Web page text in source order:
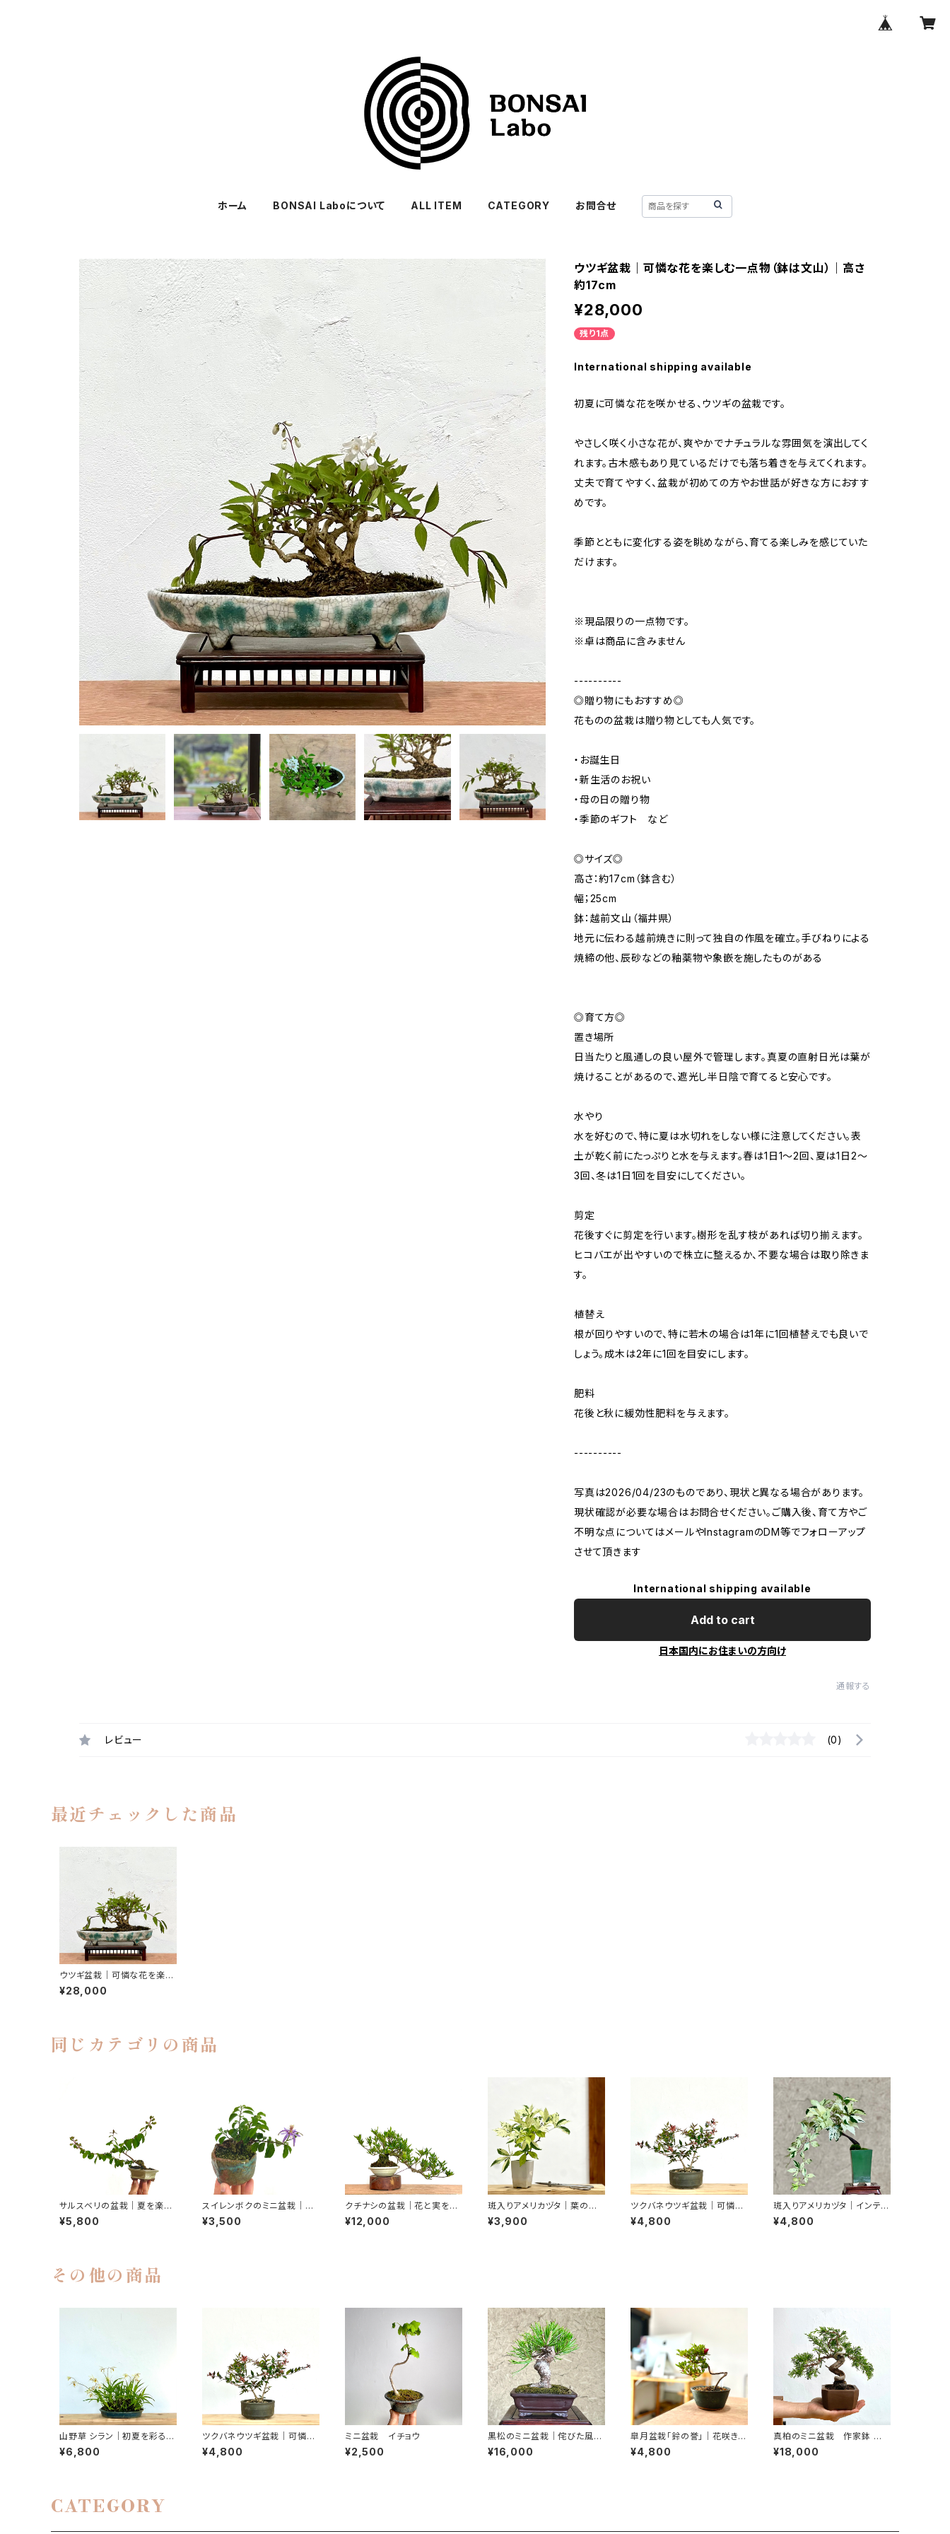
ホーム BONSAI Laboについて ALL ITEM CATEGORY お問合せ
ウツギ盆栽｜可憐な花を楽しむ一点物（鉢は文山）｜高さ
約17cm
¥28,000
残り1点
International shipping available
初夏に可憐な花を咲かせる、ウツギの盆栽です。
やさしく咲く小さな花が、爽やかでナチュラルな雰囲気を演出してく
れます。古木感もあり見ているだけでも落ち着きを与えてくれます。
丈夫で育てやすく、盆栽が初めての方やお世話が好きな方におすす
めです。
季節とともに変化する姿を眺めながら、育てる楽しみを感じていた
だけます。
※現品限りの一点物です。
※卓は商品に含みません
----------
◎贈り物にもおすすめ◎
花ものの盆栽は贈り物としても人気です。
・お誕生日
・新生活のお祝い
・母の日の贈り物
・季節のギフト など
◎サイズ◎
高さ：約17cm（鉢含む）
幅；25cm
鉢：越前文山（福井県）
地元に伝わる越前焼きに則って独自の作風を確立。手びねりによる
焼締の他、辰砂などの釉薬物や象嵌を施したものがある
◎育て方◎
置き場所
日当たりと風通しの良い屋外で管理します。真夏の直射日光は葉が
焼けることがあるので、遮光し半日陰で育てると安心です。
水やり
水を好むので、特に夏は水切れをしない様に注意してください。表
土が乾く前にたっぷりと水を与えます。春は1日1〜2回、夏は1日2〜
3回、冬は1日1回を目安にしてください。
剪定
花後すぐに剪定を行います。樹形を乱す枝があれば切り揃えます。
ヒコバエが出やすいので株立に整えるか、不要な場合は取り除きま
す。
植替え
根が回りやすいので、特に若木の場合は1年に1回植替えでも良いで
しょう。成木は2年に1回を目安にします。
肥料
花後と秋に緩効性肥料を与えます。
----------
写真は2026/04/23のものであり、現状と異なる場合があります。
現状確認が必要な場合はお問合せください。ご購入後、育て方やご
不明な点についてはメールやInstagramのDM等でフォローアップ
させて頂きます
International shipping available
Add to cart
日本国内にお住まいの方向け
通報する
レビュー (0)
最近チェックした商品
ウツギ盆栽｜可憐な花を楽し
む一点物（鉢は文山）｜高さ約
17cm
¥28,000
同じカテゴリの商品
サルスベリの盆栽｜夏を楽し
む一点物｜高さ約20cm
¥5,800
スイレンボクのミニ盆栽｜花
を楽しむ一点物｜高さ約10c
m
¥3,500
クチナシの盆栽｜花と実を楽
しむ｜高さ約20cm
¥12,000
斑入りアメリカヅタ｜葉の模
様を楽しむ盆栽｜高さ約23c
m
¥3,900
ツクバネウツギ盆栽｜可憐な
花を楽しむ一点物｜高さ約25
cm
¥4,800
斑入りアメリカヅタ｜インテリ
アを楽しむ盆栽｜高さ約16c
m
¥4,800
その他の商品
山野草 シラン｜初夏を彩るや
わらかな花｜育てやすい山野
草｜高さ25cm
¥6,800
ツクバネウツギ盆栽｜可憐な
花を楽しむ一点物｜高さ約25
cm
¥4,800
ミニ盆栽 イチョウ
¥2,500
黒松のミニ盆栽｜侘びた風景
を映す一点物｜高さ約17cm
¥16,000
皐月盆栽「鈴の誉」｜花咲き・
蕾付きの一点物｜高さ約20c
m
¥4,800
真柏のミニ盆栽 作家鉢 紅
小林｜高さ 約20cm
¥18,000
CATEGORY